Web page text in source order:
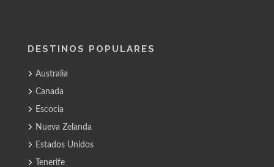
DESTINOS POPULARES
Australia
Canada
Escocia
Nueva Zelanda
Estados Unidos
Tenerife